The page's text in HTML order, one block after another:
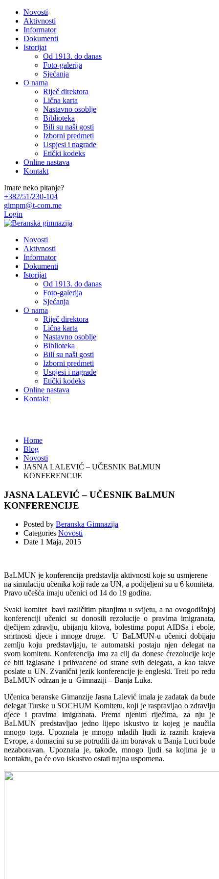
Novosti
Aktivnosti
Informator
Dokumenti
Istorijat
Od 1913. do danas
Foto-galerija
Sjećanja
O nama
Riječ direktora
Lična karta
Nastavno osoblje
Biblioteka
Bili su naši gosti
Izborni predmeti
Uspjesi i nagrade
Etički kodeks
Online nastava
Kontakt
Imate neko pitanje?
+382/51/230-104
gimpm@t-com.me
Login
Novosti
Aktivnosti
Informator
Dokumenti
Istorijat
Od 1913. do danas
Foto-galerija
Sjećanja
O nama
Riječ direktora
Lična karta
Nastavno osoblje
Biblioteka
Bili su naši gosti
Izborni predmeti
Uspjesi i nagrade
Etički kodeks
Online nastava
Kontakt
Home
Blog
Novosti
JASNA LALEVIĆ – UČESNIK BaLMUN
KONFERENCIJE
JASNA LALEVIĆ – UČESNIK BaLMUN
KONFERENCIJE
Posted by Beranska Gimnazija
Categories Novosti
Date 1 Maja, 2015
BaLMUN je konferencija predstavlja aktivnosti koje su usmjerene
na simulaciju učenika koji rade za UN, a podijeljeni su u 6 komiteta.
Pravo učešća imaju učenici od 14 do 19 godina.
Svaki komitet bavi različitim pitanjima u svijetu, a na ovogodišnjoj
konferenciji učenici su donosili rezolucije o pravima imigranata,
dječijem zdravlju, ubijanju kitova, bolestima poput AIDSa i ebole,
smrtnosti djece i mnoge druge. U BaLMUN-u učenici dobijaju
zemlju koju predstavljaju, te automatski postaju njen delegat na
svom komitetu. Konferencija ima za cilj da donese ćrezolucije koje
ce biti izglasane i prihvacene od strane svih delegata, a kao takve
poslate u UN. Zvanični jezik konferencije je engleski. Treii po redu
BaLMUN odrzan je u Gimnaziji – Banja Luka.
Učenica beranske Gimanzije Jasna Lalević imala je zadatak da bude
delegat Turske u SOCHUM Komitetu, koji je raspravljao o zdravlju
djece i pravima imigranata. Prema njenim riječima, za nju je
BaLMUN predstavljao jedno lijepo iskustvo iz kojeg je naučila
mnogo toga. Upoznala je mnogo mladih ljudi iz raznih krajeva
Evrope, a domacini su se potrudili da im boravak u Banja Luci bude
nezaboravan. Upoznala je, takođe, mnogo ljudi sa kojima je u
kontaktu, pa će ovo iskustvo ostati trajna uspomena.